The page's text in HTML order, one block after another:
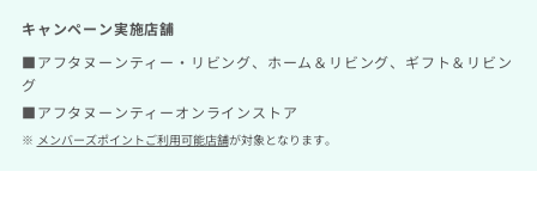
キャンペーン実施店舗
■アフタヌーンティー・リビング、ホーム＆リビング、ギフト＆リビン
グ
■アフタヌーンティーオンラインストア
メンバーズポイントご利用可能店舗が対象となります。